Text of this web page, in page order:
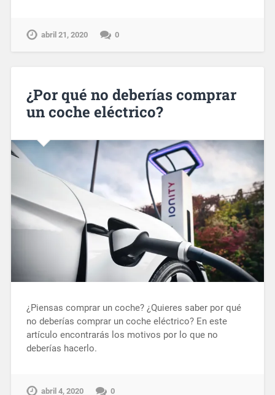
abril 21, 2020 0
¿Por qué no deberías comprar
un coche eléctrico?
¿Piensas comprar un coche? ¿Quieres saber por qué
no deberías comprar un coche eléctrico? En este
artículo encontrarás los motivos por lo que no
deberías hacerlo.
abril 4, 2020 0